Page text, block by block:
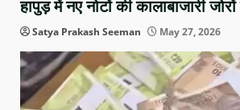
हापुड़ में नए नोटों की कालाबाजारी
Satya Prakash Seeman May 27, 2026